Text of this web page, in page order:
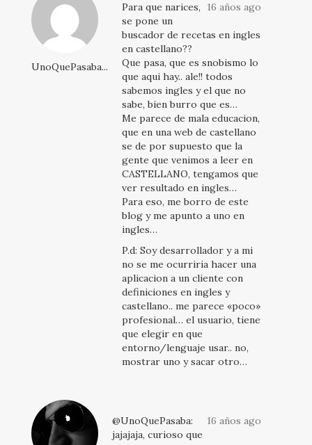
UnoQuePasaba...
16 años ago
Para que narices,
se pone un
buscador de recetas en ingles
en castellano??
Que pasa, que es snobismo lo
que aqui hay.. ale!! todos
sabemos ingles y el que no
sabe, bien burro que es…
Me parece de mala educacion,
que en una web de castellano
se de por supuesto que la
gente que venimos a leer en
CASTELLANO, tengamos que
ver resultado en ingles…
Para eso, me borro de este
blog y me apunto a uno en
ingles…
P.d: Soy desarrollador y a mi
no se me ocurriria hacer una
aplicacion a un cliente con
definiciones en ingles y
castellano.. me parece «poco»
profesional… el usuario, tiene
que elegir en que
entorno/lenguaje usar.. no,
mostrar uno y sacar otro…
16 años ago
@UnoQuePasaba:
jajajaja, curioso que